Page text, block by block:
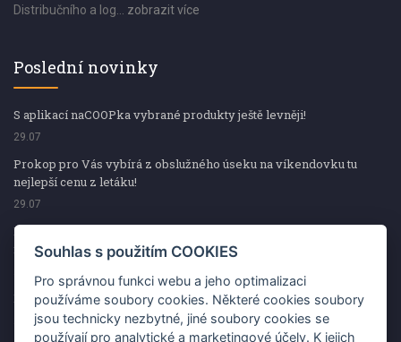
Distribučního a log... zobrazit více
Poslední novinky
S aplikací naCOOPka vybrané produkty ještě levněji!
29.07
Prokop pro Vás vybírá z obslužného úseku na víkendovku tu
nejlepší cenu z letáku!
29.07
Prokop pro Vás vybírá z obslužného úseku na víkendovku tu
nejlepší cenu z letáku!
Kup špekáčky od Váhaly a vyhraj s naCOOPkou sekerku Fiskars
29.07
Souhlas s použitím COOKIES
Pro správnou funkci webu a jeho optimalizaci
používáme soubory cookies. Některé cookies soubory
jsou technicky nezbytné, jiné soubory cookies se
používají pro analytické a marketingové účely. K jejich